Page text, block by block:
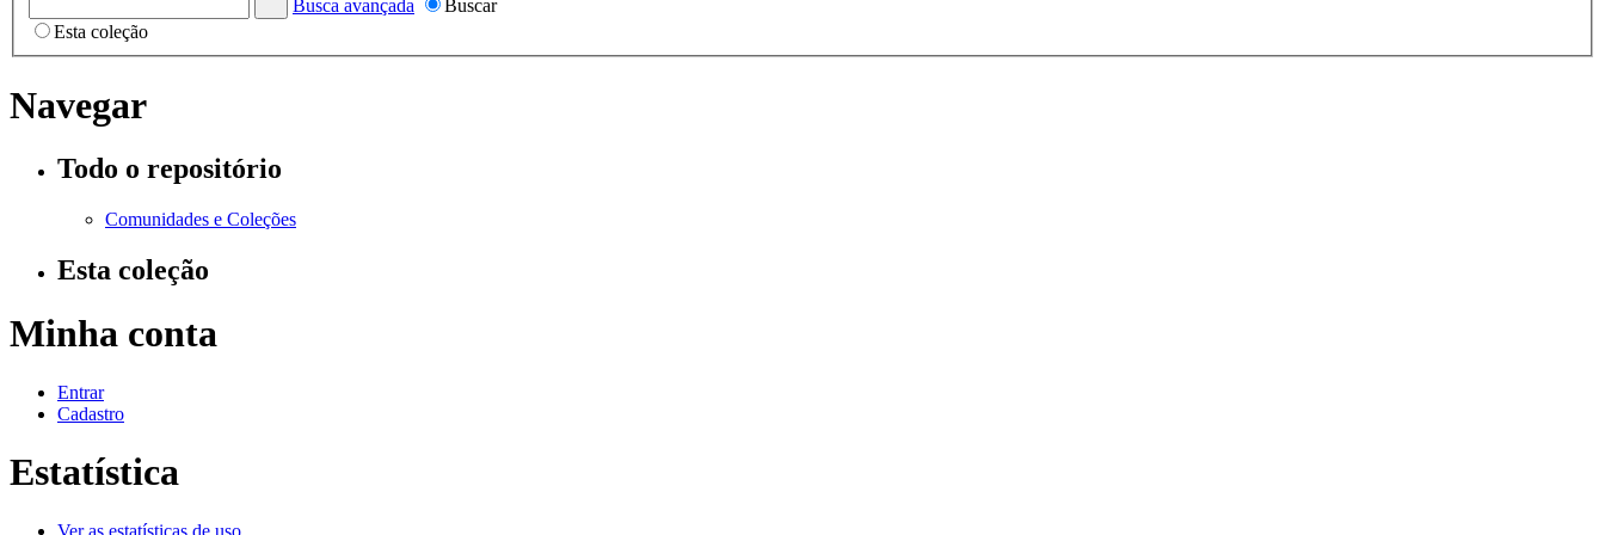
Busca avançada
Buscar
Esta coleção
Navegar
Todo o repositório
Comunidades e Coleções
Esta coleção
Minha conta
Entrar
Cadastro
Estatística
Ver as estatísticas de uso